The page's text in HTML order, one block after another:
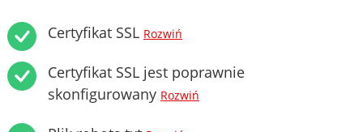
Certyfikat SSL Rozwiń
Certyfikat SSL jest poprawnie
skonfigurowany Rozwiń